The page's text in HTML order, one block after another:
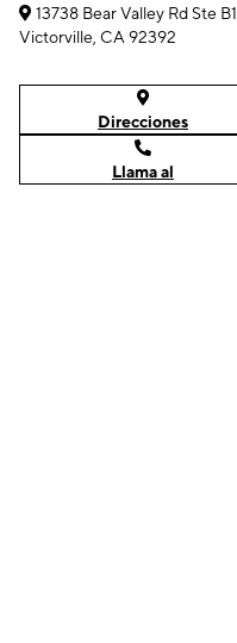
13738 Bear Valley Rd Ste B1
Victorville, CA 92392
Direcciones
Llama al